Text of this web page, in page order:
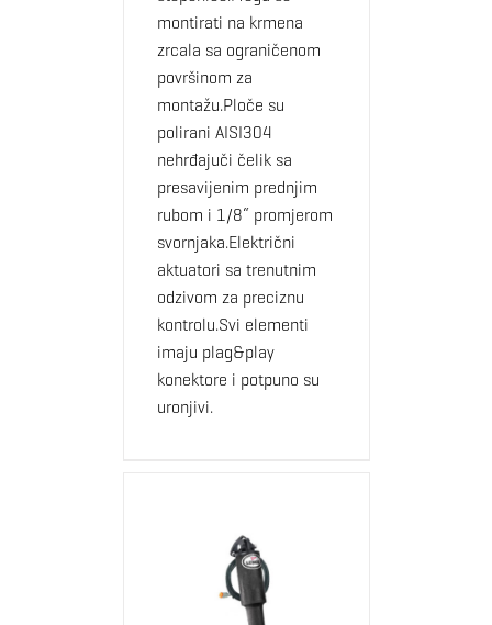
montirati na krmena
zrcala sa ograničenom
površinom za
montažu.Ploče su
polirani AISI304
nehrđajuči čelik sa
presavijenim prednjim
rubom i 1/8“ promjerom
svornjaka.Električni
aktuatori sa trenutnim
odzivom za preciznu
kontrolu.Svi elementi
imaju plag&play
konektore i potpuno su
uronjivi.